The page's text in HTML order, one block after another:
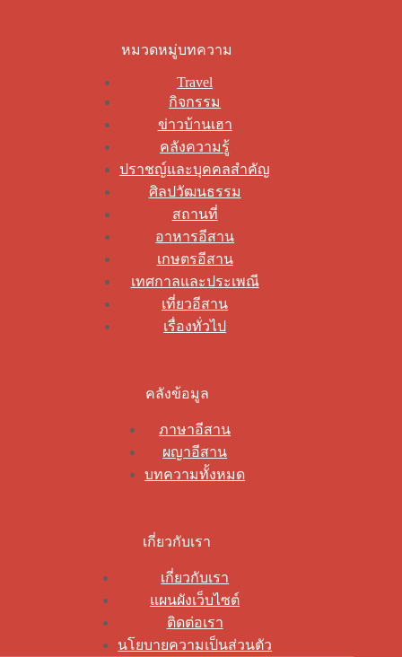
หมวดหมู่บทความ
Travel
กิจกรรม
ข่าวบ้านเฮา
คลังความรู้
ปราชญ์และบุคคลสำคัญ
ศิลปวัฒนธรรม
สถานที่
อาหารอีสาน
เกษตรอีสาน
เทศกาลและประเพณี
เที่ยวอีสาน
เรื่องทั่วไป
คลังข้อมูล
ภาษาอีสาน
ผญาอีสาน
บทความทั้งหมด
เกี่ยวกับเรา
เกี่ยวกับเรา
แผนผังเว็บไซต์
ติดต่อเรา
นโยบายความเป็นส่วนตัว